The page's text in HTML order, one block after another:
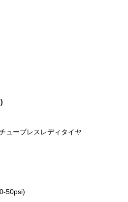
ューブレスレディタイヤ
50psi)